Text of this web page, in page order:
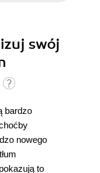
swój
bardzo
nowego
to